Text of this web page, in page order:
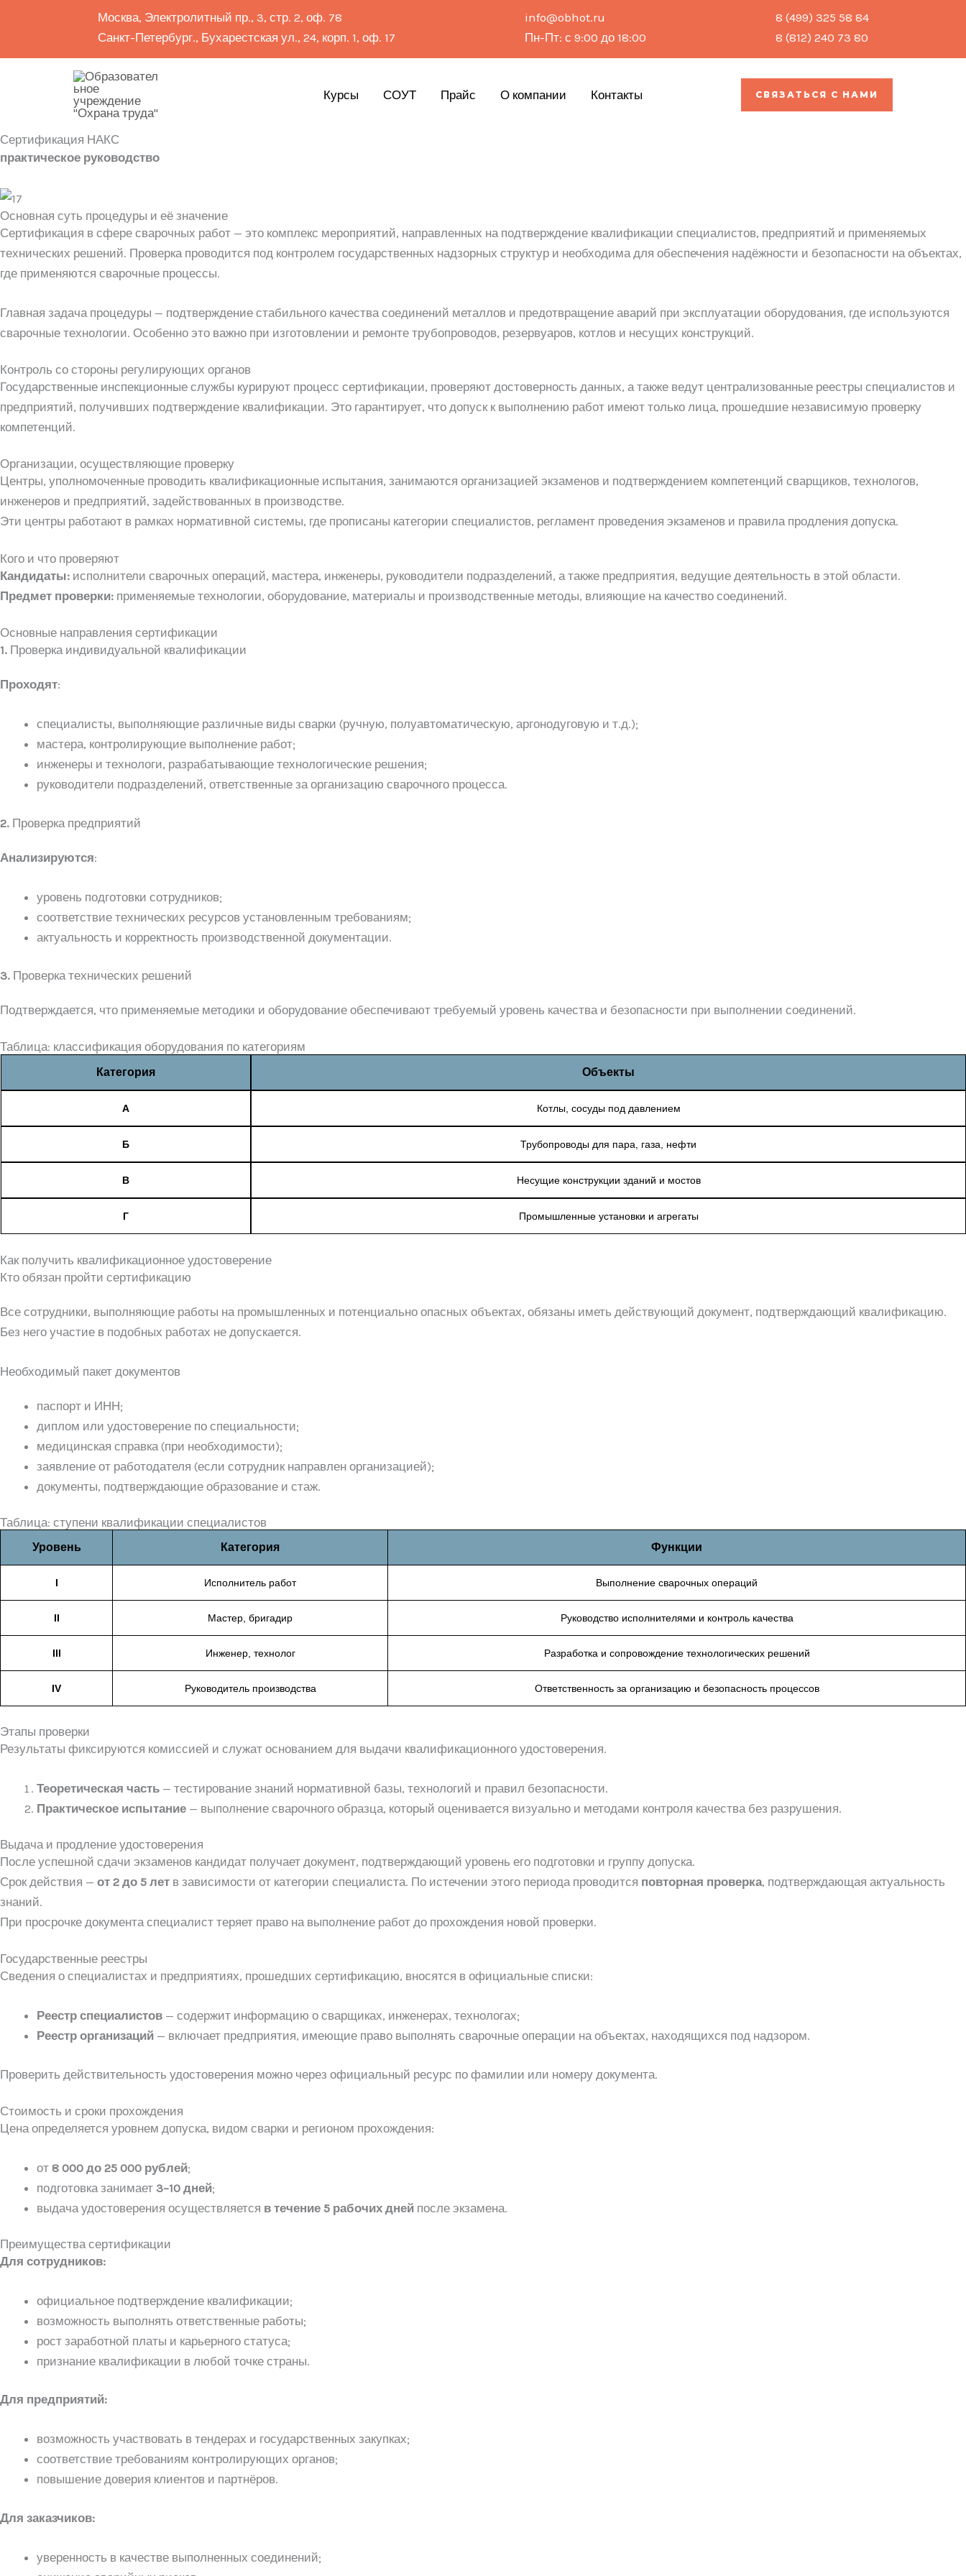
Москва, Электролитный пр., 3, стр. 2, оф. 78
Санкт-Петербург., Бухарестская ул., 24, корп. 1, оф. 17
info@obhot.ru
Пн-Пт: с 9:00 до 18:00
8 (499) 325 58 84
8 (812) 240 73 80
Курсы СОУТ Прайс О компании Контакты СВЯЗАТЬСЯ С НАМИ
Сертификация НАКС
практическое руководство
Основная суть процедуры и её значение
Сертификация в сфере сварочных работ — это комплекс мероприятий, направленных на подтверждение квалификации специалистов, предприятий и применяемых
технических решений. Проверка проводится под контролем государственных надзорных структур и необходима для обеспечения надёжности и безопасности на объектах,
где применяются сварочные процессы.
Главная задача процедуры — подтверждение стабильного качества соединений металлов и предотвращение аварий при эксплуатации оборудования, где используются
сварочные технологии. Особенно это важно при изготовлении и ремонте трубопроводов, резервуаров, котлов и несущих конструкций.
Контроль со стороны регулирующих органов
Государственные инспекционные службы курируют процесс сертификации, проверяют достоверность данных, а также ведут централизованные реестры специалистов и
предприятий, получивших подтверждение квалификации. Это гарантирует, что допуск к выполнению работ имеют только лица, прошедшие независимую проверку
компетенций.
Организации, осуществляющие проверку
Центры, уполномоченные проводить квалификационные испытания, занимаются организацией экзаменов и подтверждением компетенций сварщиков, технологов,
инженеров и предприятий, задействованных в производстве.
Эти центры работают в рамках нормативной системы, где прописаны категории специалистов, регламент проведения экзаменов и правила продления допуска.
Кого и что проверяют
Кандидаты: исполнители сварочных операций, мастера, инженеры, руководители подразделений, а также предприятия, ведущие деятельность в этой области.
Предмет проверки: применяемые технологии, оборудование, материалы и производственные методы, влияющие на качество соединений.
Основные направления сертификации
1. Проверка индивидуальной квалификации
Проходят:
специалисты, выполняющие различные виды сварки (ручную, полуавтоматическую, аргонодуговую и т.д.);
мастера, контролирующие выполнение работ;
инженеры и технологи, разрабатывающие технологические решения;
руководители подразделений, ответственные за организацию сварочного процесса.
2. Проверка предприятий
Анализируются:
уровень подготовки сотрудников;
соответствие технических ресурсов установленным требованиям;
актуальность и корректность производственной документации.
3. Проверка технических решений
Подтверждается, что применяемые методики и оборудование обеспечивают требуемый уровень качества и безопасности при выполнении соединений.
Таблица: классификация оборудования по категориям
Категория Объекты
А Котлы, сосуды под давлением
Б Трубопроводы для пара, газа, нефти
В Несущие конструкции зданий и мостов
Г Промышленные установки и агрегаты
Как получить квалификационное удостоверение
Кто обязан пройти сертификацию
Все сотрудники, выполняющие работы на промышленных и потенциально опасных объектах, обязаны иметь действующий документ, подтверждающий квалификацию.
Без него участие в подобных работах не допускается.
Необходимый пакет документов
паспорт и ИНН;
диплом или удостоверение по специальности;
медицинская справка (при необходимости);
заявление от работодателя (если сотрудник направлен организацией);
документы, подтверждающие образование и стаж.
Таблица: ступени квалификации специалистов
Уровень Категория Функции
I Исполнитель работ Выполнение сварочных операций
II Мастер, бригадир Руководство исполнителями и контроль качества
III Инженер, технолог Разработка и сопровождение технологических решений
IV Руководитель производства Ответственность за организацию и безопасность процессов
Этапы проверки
Результаты фиксируются комиссией и служат основанием для выдачи квалификационного удостоверения.
Теоретическая часть — тестирование знаний нормативной базы, технологий и правил безопасности.
Практическое испытание — выполнение сварочного образца, который оценивается визуально и методами контроля качества без разрушения.
Выдача и продление удостоверения
После успешной сдачи экзаменов кандидат получает документ, подтверждающий уровень его подготовки и группу допуска.
Срок действия — от 2 до 5 лет в зависимости от категории специалиста. По истечении этого периода проводится повторная проверка, подтверждающая актуальность
знаний.
При просрочке документа специалист теряет право на выполнение работ до прохождения новой проверки.
Государственные реестры
Сведения о специалистах и предприятиях, прошедших сертификацию, вносятся в официальные списки:
Реестр специалистов — содержит информацию о сварщиках, инженерах, технологах;
Реестр организаций — включает предприятия, имеющие право выполнять сварочные операции на объектах, находящихся под надзором.
Проверить действительность удостоверения можно через официальный ресурс по фамилии или номеру документа.
Стоимость и сроки прохождения
Цена определяется уровнем допуска, видом сварки и регионом прохождения:
от 8 000 до 25 000 рублей;
подготовка занимает 3–10 дней;
выдача удостоверения осуществляется в течение 5 рабочих дней после экзамена.
Преимущества сертификации
Для сотрудников:
официальное подтверждение квалификации;
возможность выполнять ответственные работы;
рост заработной платы и карьерного статуса;
признание квалификации в любой точке страны.
Для предприятий:
возможность участвовать в тендерах и государственных закупках;
соответствие требованиям контролирующих органов;
повышение доверия клиентов и партнёров.
Для заказчиков:
уверенность в качестве выполненных соединений;